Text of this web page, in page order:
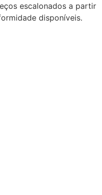
escalonados a partir
disponíveis.